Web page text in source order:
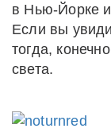
в Нью-Йорке
Если вы
тогда,
света.